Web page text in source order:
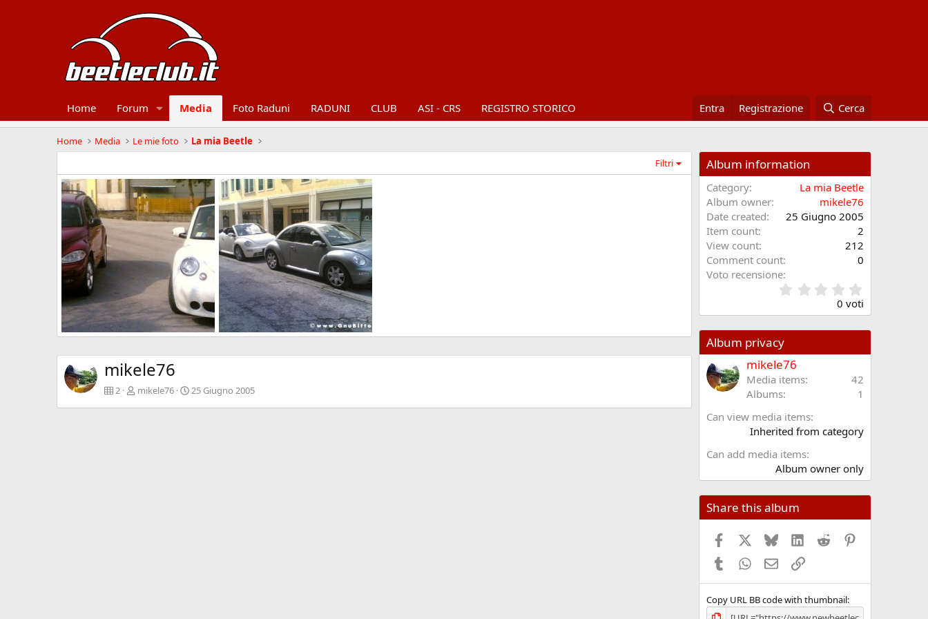
Home Forum Media Foto Raduni RADUNI CLUB ASI - CRS REGISTRO STORICO Entra Registrazione Cerca
Home Media Le mie foto
La mia Beetle
Filtri
Di Tutto di pi?... Le vacanze dei Gnubitters!
mikele76
2 mikele76 25 Giugno 2005
Album information
Category
La mia Beetle
Album owner
mikele76
Date created
25 Giugno 2005
Item count
2
View count
212
Comment count
0
Voto recensione
0
t
0 voti
Album privacy
mikele76
Media items
42
Albums
1
Can view media items
Inherited from category
Can add media items
Album owner only
Share this album
FacebookX (Twitter)
BlueskyLinkedIn
Reddit
TumblrWhatsApp
EmailLink
Copy URL BB code with thumbnail